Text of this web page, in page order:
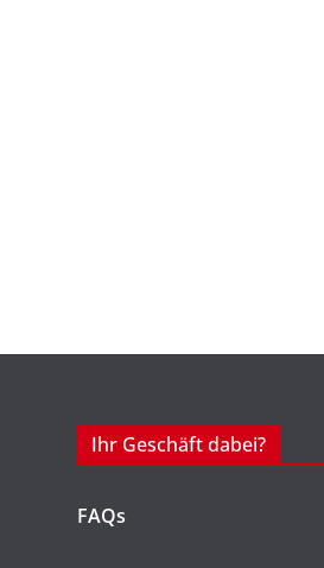
Ihr Geschäft dabei?
FAQs